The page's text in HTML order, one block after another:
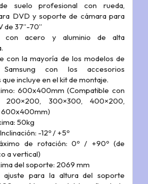
suelo profesional con rueda,
DVD y soporte de cámara para
de 37”-70”
con acero y aluminio de alta
con la mayoría de los modelos de
Samsung con los accesorios
incluye en el kit de montaje.
600x400mm (Compatible con
200×200, 300×300, 400×200,
50kg
-12º / +5º
de rotación: 0º / +90º (de
a vertical)
del soporte: 2069 mm
ajuste para la altura del soporte